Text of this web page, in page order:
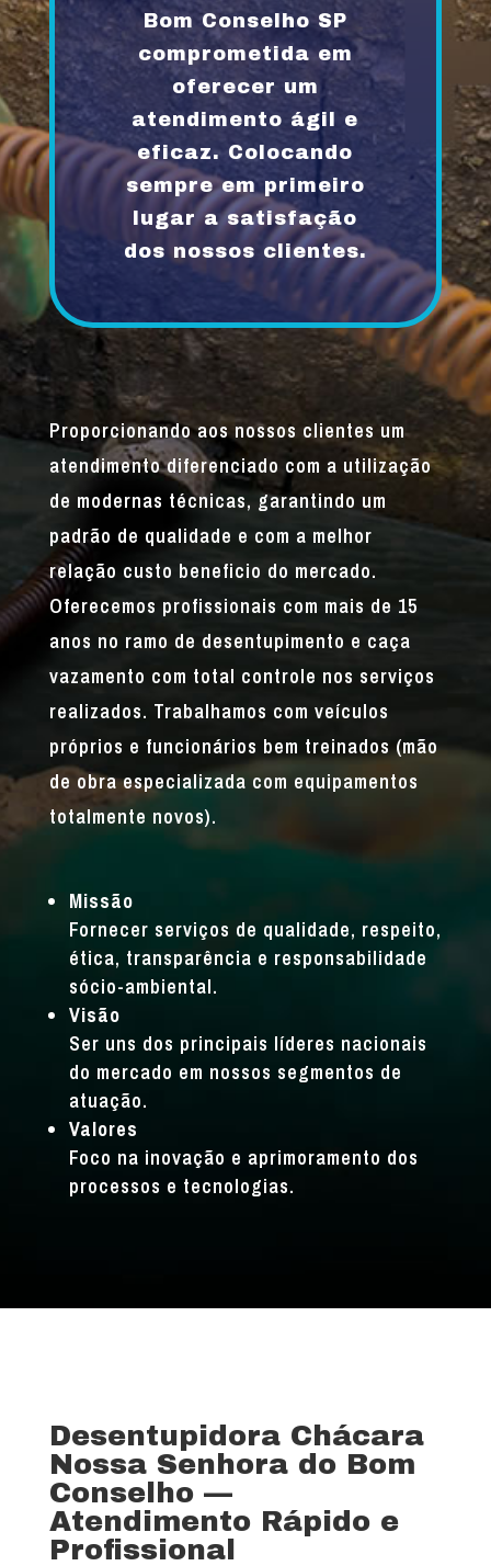
Bom Conselho SP
comprometida em
oferecer um
atendimento ágil e
eficaz. Colocando
sempre em primeiro
lugar a satisfação
dos nossos clientes.
Proporcionando aos nossos clientes um
atendimento diferenciado com a utilização
de modernas técnicas, garantindo um
padrão de qualidade e com a melhor
relação custo beneficio do mercado.
Oferecemos profissionais com mais de 15
anos no ramo de desentupimento e caça
vazamento com total controle nos serviços
realizados. Trabalhamos com veículos
próprios e funcionários bem treinados (mão
de obra especializada com equipamentos
totalmente novos).
Missão
Fornecer serviços de qualidade, respeito,
ética, transparência e responsabilidade
sócio-ambiental.
Visão
Ser uns dos principais líderes nacionais
do mercado em nossos segmentos de
atuação.
Valores
Foco na inovação e aprimoramento dos
processos e tecnologias.
Desentupidora Chácara
Nossa Senhora do Bom
Conselho —
Atendimento Rápido e
Profissional